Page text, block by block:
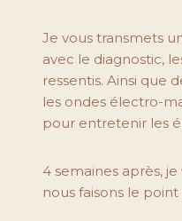
Je vous transmets
avec le diagnostic,
ressentis. Ainsi que
les ondes électro-
pour entretenir les
4 semaines après,
nous faisons le point